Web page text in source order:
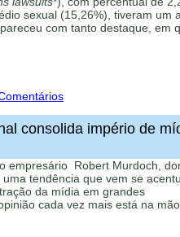
sexual (15,26%), tiveram um
com tanto destaque, em
consolida império de
empresário Robert Murdoch,
tendência que vem se
da mídia em grandes
cada vez mais está na